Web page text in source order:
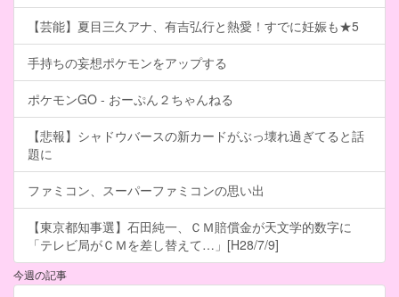
【芸能】夏目三久アナ、有吉弘行と熱愛！すでに妊娠も★5
手持ちの妄想ポケモンをアップする
ポケモンGO - おーぷん２ちゃんねる
【悲報】シャドウバースの新カードがぶっ壊れ過ぎてると話
題に
ファミコン、スーパーファミコンの思い出
【東京都知事選】石田純一、ＣＭ賠償金が天文学的数字に
「テレビ局がＣＭを差し替えて…」[H28/7/9]
今週の記事